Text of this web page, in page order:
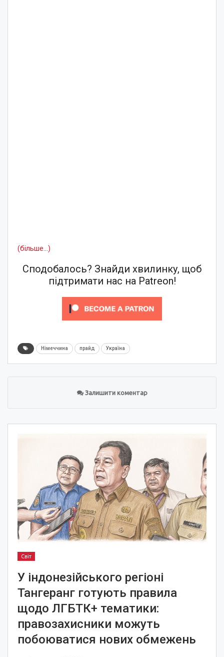
(більше…)
Сподобалось? Знайди хвилинку, щоб
підтримати нас на Patreon!
Німеччина прайд Україна
Залишити коментар
Світ
У індонезійського регіоні
Тангеранг готують правила
щодо ЛГБТК+ тематики:
правозахисники можуть
побоюватися нових обмежень